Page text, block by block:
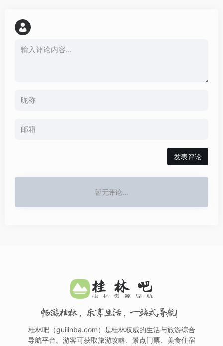
发表评论
暂无评论...
畅游桂林，乐享生活，一站式导航！
桂林吧（guilinba.com）是桂林权威的生活与旅游综合
导航平台。游客可获取旅游攻略、景点门票、美食住宿